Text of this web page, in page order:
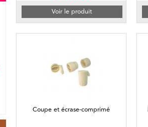
Voir le produit
Coupe et écrase-comprimé